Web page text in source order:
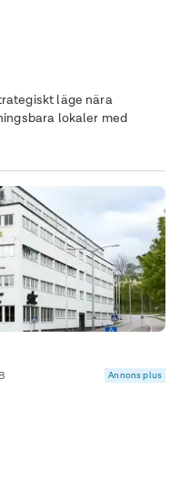
läge nära
lokaler med
Annons plus